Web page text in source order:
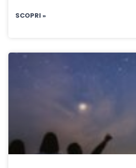
SCOPRI »